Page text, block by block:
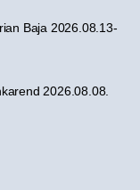
Baja 2026.08.13-
2026.08.08.